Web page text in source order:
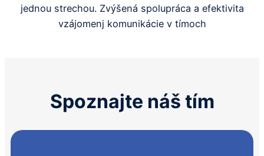
jednou strechou. Zvýšená spolupráca a efektivita
vzájomenj komunikácie v tímoch
Spoznajte náš tím